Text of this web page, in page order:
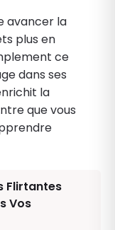
avancer la
plus en
ce
dans ses
la
que vous
Flirtantes
Vos